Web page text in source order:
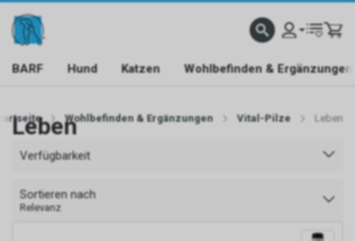
BARF Hund Katzen Wohlbefinden & Ergänzungen
Wohlbefinden & Ergänzungen Vital-Pilze Leben
Leben
Verfügbarkeit
Sortieren nach
Relevanz